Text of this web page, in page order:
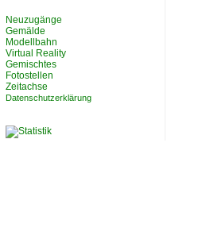
Neuzugänge
Gemälde
Modellbahn
Virtual Reality
Gemischtes
Fotostellen
Zeitachse
Datenschutzerklärung